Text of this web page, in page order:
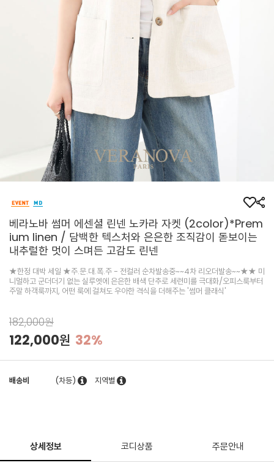
베라노바 썸머 에센셜 린넨 노카라 자켓 (2color)*Prem
ium linen / 담백한 텍스처와 은은한 조직감이 돋보이는
내추럴한 멋이 스며든 고감도 린넨
★한정 대박 세일 ★주.문.대.폭.주 - 전컬러 순차발송중~~4차 리오더발송~~★★ 미
니멀하고 군더더기 없는 실루엣에 은은한 배색 단추로 세련미를 극대화/오피스룩부터
주말 하객룩까지, 어떤 룩에 걸쳐도 우아한 격식을 더해주는 '썸머 클래식'
182,000원
122,000원 32%
배송비 (차등) 지역별
상세정보 코디상품 주문안내